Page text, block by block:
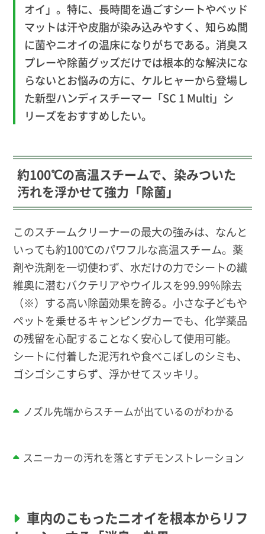
オイ」。特に、長時間を過ごすシートやベッド
マットは汗や皮脂が染み込みやすく、知らぬ間
に菌やニオイの温床になりがちである。消臭ス
プレーや除菌グッズだけでは根本的な解決にな
らないとお悩みの方に、ケルヒャーから登場し
た新型ハンディスチーマー「SC 1 Multi」シ
リーズをおすすめしたい。
約100℃の高温スチームで、染みついた
汚れを浮かせて強力「除菌」
このスチームクリーナーの最大の強みは、なんと
いっても約100℃のパワフルな高温スチーム。薬
剤や洗剤を一切使わず、水だけの力でシートの繊
維奥に潜むバクテリアやウイルスを99.99％除去
（※）する高い除菌効果を誇る。小さな子どもや
ペットを乗せるキャンピングカーでも、化学薬品
の残留を心配することなく安心して使用可能。
シートに付着した泥汚れや食べこぼしのシミも、
ゴシゴシこすらず、浮かせてスッキリ。
ノズル先端からスチームが出ているのがわかる
スニーカーの汚れを落とすデモンストレーション
車内のこもったニオイを根本からリフ